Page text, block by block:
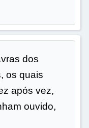
dos
os quais
após vez,
ouvido,